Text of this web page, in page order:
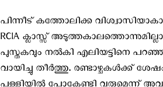
പിന്നീട് കത്തോലിക്ക
RCIA ക്ലാസ്സ്‌
പുസ്തകവും നല്‍കി എലിയട്ടിനെ
വായിച്ചു തീര്‍ത്തു. രണ്ടാഴ്ചകള്‍ക്ക് ശേഷം